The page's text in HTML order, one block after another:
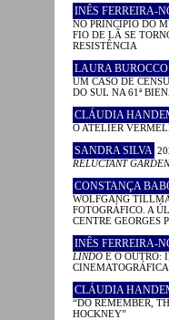
INÊS FERREIRA-
NO PRINCÍPIO DO
FIO DE LÃ SE
RESISTÊNCIA
LAURA BUROCCO
UM CASO DE
DO SUL NA 61ª
CLÁUDIA
O ATELIER
SANDRA SILVA
RELUCTANT
CONSTANÇA
WOLFGANG
FOTOGRÁFICO. A
CENTRE GEORGES
INÊS FERREIRA-
LINDO E O OUTRO:
CINEMATOGRÁFICA
CLÁUDIA
“DO REMEMBER,
HOCKNEY”